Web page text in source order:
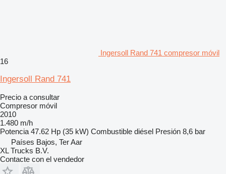
Ingersoll Rand 741 compresor móvil
16
Ingersoll Rand 741
Precio a consultar
Compresor móvil
2010
1.480 m/h
Potencia 47.62 Hp (35 kW) Combustible diésel Presión 8,6 bar
Países Bajos, Ter Aar
XL Trucks B.V.
Contacte con el vendedor